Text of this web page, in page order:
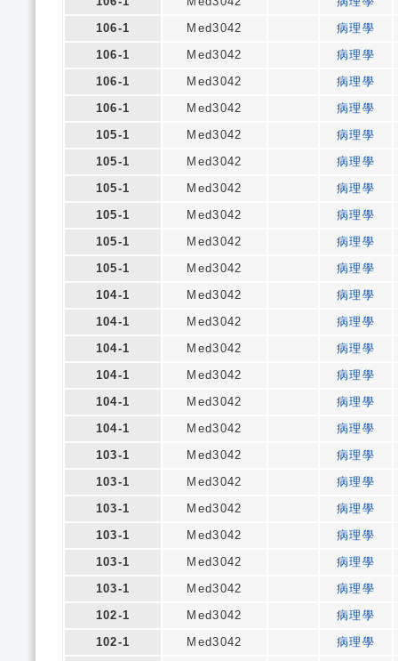
106-1
Med3042
病理學
106-1
Med3042
病理學
106-1
Med3042
病理學
106-1
Med3042
病理學
105-1
Med3042
病理學
105-1
Med3042
病理學
105-1
Med3042
病理學
105-1
Med3042
病理學
105-1
Med3042
病理學
105-1
Med3042
病理學
104-1
Med3042
病理學
104-1
Med3042
病理學
104-1
Med3042
病理學
104-1
Med3042
病理學
104-1
Med3042
病理學
104-1
Med3042
病理學
103-1
Med3042
病理學
103-1
Med3042
病理學
103-1
Med3042
病理學
103-1
Med3042
病理學
103-1
Med3042
病理學
103-1
Med3042
病理學
102-1
Med3042
病理學
102-1
Med3042
病理學